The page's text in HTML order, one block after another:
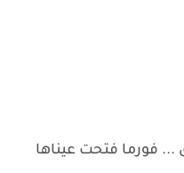
فورما فتحت عيناها